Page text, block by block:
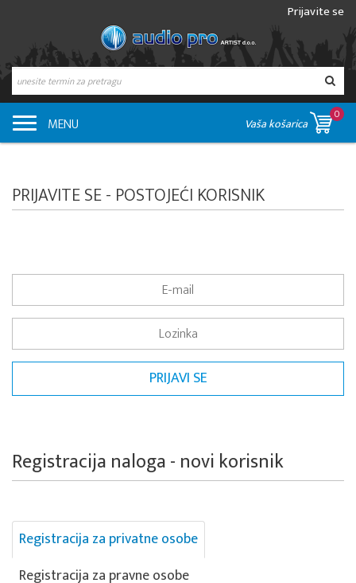
Prijavite se
MENU Vaša košarica
0
PRIJAVITE SE - POSTOJEĆI KORISNIK
Registracija naloga - novi korisnik
Registracija za privatne osobe
Registracija za pravne osobe